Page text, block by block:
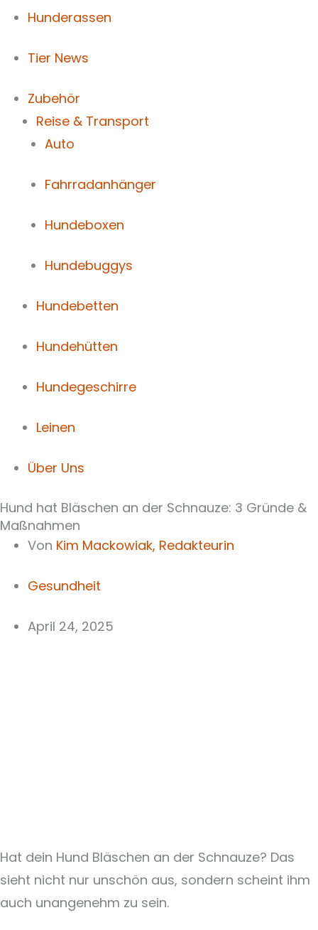
Hunderassen
Tier News
Zubehör
Reise & Transport
Auto
Fahrradanhänger
Hundeboxen
Hundebuggys
Hundebetten
Hundehütten
Hundegeschirre
Leinen
Über Uns
Hund hat Bläschen an der Schnauze: 3 Gründe &
Maßnahmen
Von Kim Mackowiak, Redakteurin
Gesundheit
April 24, 2025
Hat dein Hund Bläschen an der Schnauze? Das
sieht nicht nur unschön aus, sondern scheint ihm
auch unangenehm zu sein.